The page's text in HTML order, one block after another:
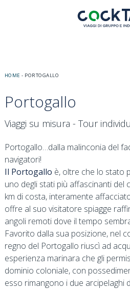
HOME - PORTOGALLO
Portogallo
Viaggi su misura - Tour
Portogallo…dalla malinconia del
navigatori!
Il Portogallo è, oltre che lo stato
uno degli stati più affascinanti del
km di costa, interamente
offre al suo visitatore spiagge
angoli remoti dove il tempo
Favorito dalla sua posizione, nel
regno del Portogallo riuscì ad
esperienza marinara che gli
dominio coloniale, con
esso rimangono i due arcipelaghi